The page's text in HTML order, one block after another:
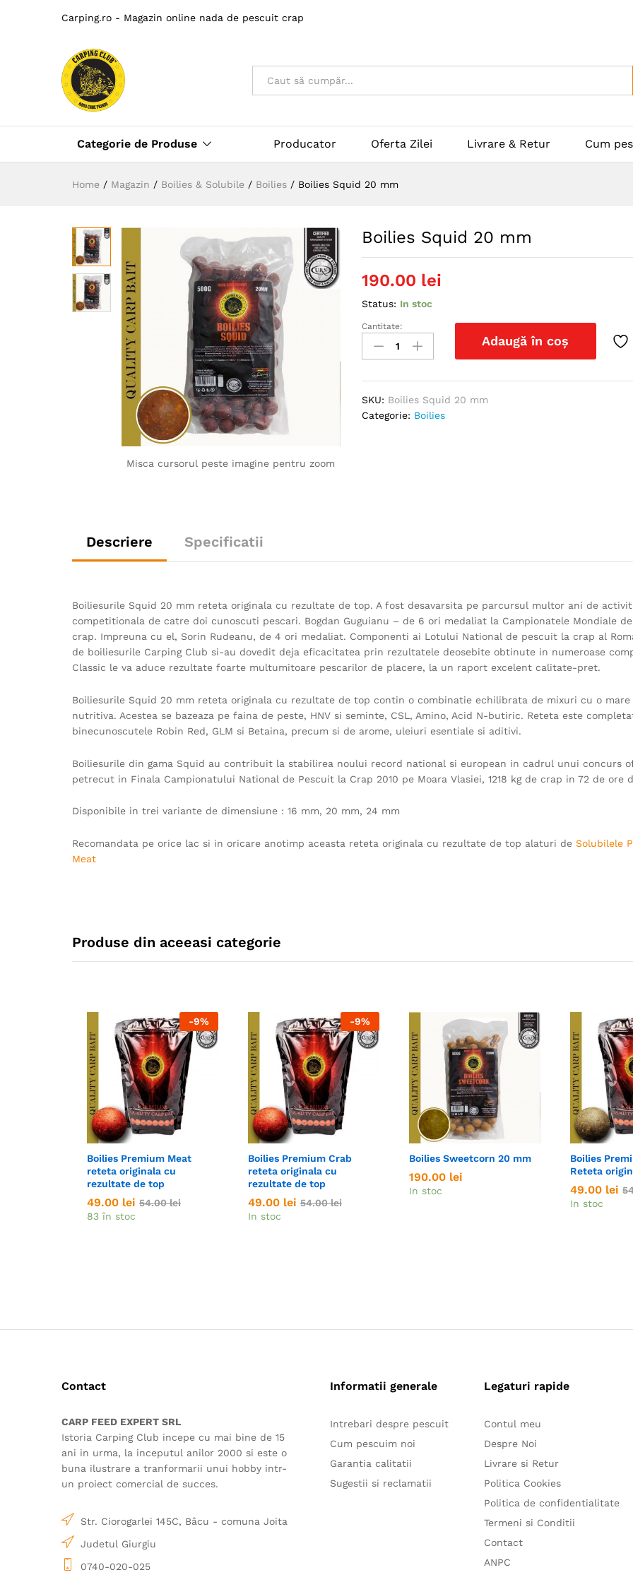
Carping.ro - Magazin online nada de pescuit crap
Toate
Categorie de Produse Producator Oferta Zilei Livrare & Retur Cum
Home / Magazin / Boilies & Solubile / Boilies / Boilies Squid 20 mm
Misca cursorul peste imagine pentru zoom
Boilies Squid 20 mm
190.00 lei
Status: In stoc
Boilies
Squid
20
Cantitate:
Adaugă în coș
SKU: Boilies Squid 20 mm
Categorie: Boilies
Descriere Specificatii
Boiliesurile Squid 20 mm reteta originala cu rezultate de top. A fost desavarsita pe parcursul multor ani de
competitionala de catre doi cunoscuti pescari. Bogdan Guguianu – de 6 ori medaliat la Campionatele Mondiale
crap. Impreuna cu el, Sorin Rudeanu, de 4 ori medaliat. Componenti ai Lotului National de pescuit la crap al
de boiliesurile Carping Club si-au dovedit deja eficacitatea prin rezultatele deosebite obtinute in numeroase
Classic le va aduce rezultate foarte multumitoare pescarilor de placere, la un raport excelent calitate-pret.
Boiliesurile Squid 20 mm reteta originala cu rezultate de top contin o combinatie echilibrata de mixuri cu o mare
nutritiva. Acestea se bazeaza pe faina de peste, HNV si seminte, CSL, Amino, Acid N-butiric. Reteta este
binecunoscutele Robin Red, GLM si Betaina, precum si de arome, uleiuri esentiale si aditivi.
Boiliesurile din gama Squid au contribuit la stabilirea noului record national si european in cadrul unui concurs
petrecut in Finala Campionatului National de Pescuit la Crap 2010 pe Moara Vlasiei, 1218 kg de crap in 72 de ore
Disponibile in trei variante de dimensiune : 16 mm, 20 mm, 24 mm
Recomandata pe orice lac si in oricare anotimp aceasta reteta originala cu rezultate de top alaturi de Solubilele
Meat
Produse din aceeasi categorie
-9%
Boilies Premium Meat
reteta originala cu
rezultate de top
49.00 lei 54.00lei
83 în stoc
49.00 lei 54.00lei
-9%
Boilies Premium Crab
reteta originala cu
rezultate de top
49.00 lei 54.00lei
In stoc
49.00 lei 54.00lei
Boilies Sweetcorn 20 mm
190.00 lei
In stoc
190.00 lei
Boilies
Reteta
49.00 lei
In stoc
49.00 lei
Contact
CARP FEED EXPERT SRL
Istoria Carping Club incepe cu mai bine de 15
ani in urma, la inceputul anilor 2000 si este o
buna ilustrare a tranformarii unui hobby intr-
un proiect comercial de succes.
Str. Ciorogarlei 145C, Bâcu - comuna Joita
Judetul Giurgiu
0740-020-025
Informatii generale
Intrebari despre pescuit
Cum pescuim noi
Garantia calitatii
Sugestii si reclamatii
Legaturi rapide
Contul meu
Despre Noi
Livrare si Retur
Politica Cookies
Politica de confidentialitate
Termeni si Conditii
Contact
ANPC